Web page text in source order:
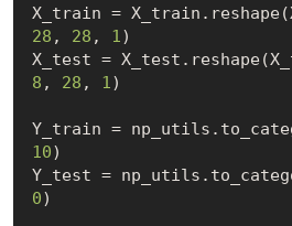
X_train =
28 , 28 , 1)
X_test =
8 , 28 , 1)
10)
Y_test =
0)